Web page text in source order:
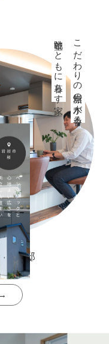
こだわりの無垢の木が香る
眺望とともに暮らす家
S様邸